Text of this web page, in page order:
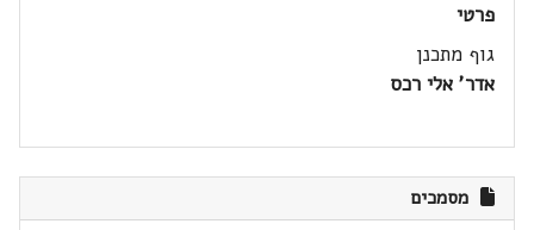
פרטי
גוף מתכנן
אדר' אלי רכס
מסמכים